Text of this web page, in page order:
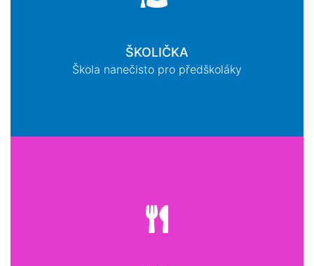
ŠKOLIČKA
Škola nanečisto pro předškoláky